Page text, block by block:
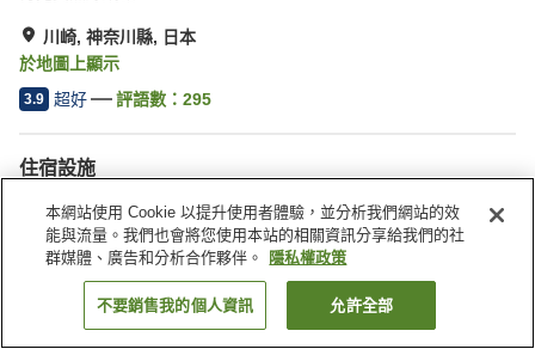
川崎, 神奈川縣, 日本
於地圖上顯示
3.9 超好 評語數： 295
住宿設施
停車場
自動販賣機
會議室
宴會廳
找客房
本網站使用 Cookie 以提升使用者體驗，並分析我們網站的效
能與流量。我們也會將您使用本站的相關資訊分享給我們的社
群媒體、廣告和分析合作夥伴。
隱私權政策
不要銷售我的個人資訊 允許全部